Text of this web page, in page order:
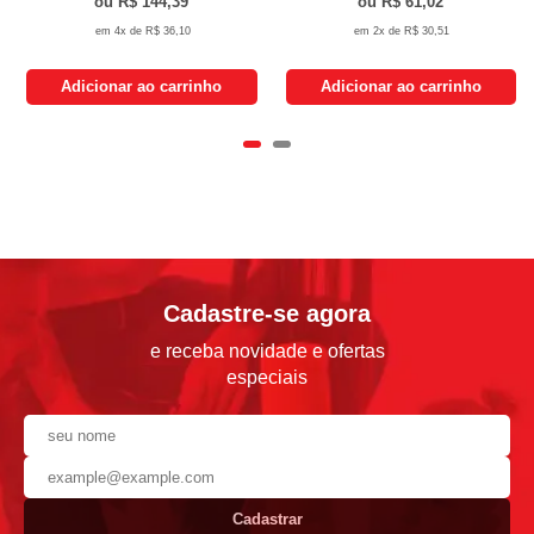
4x de R$ 36,10
Adicionar ao carrinho
2x de R$ 30,51
Adicionar ao carrinho
Cadastre-se agora
e receba novidade e ofertas
especiais
Cadastrar